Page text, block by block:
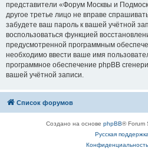
представители «Форум Москвы и
другое третье лицо не вправе
забудете ваш пароль к вашей учётной
воспользоваться функцией
предусмотренной программным
необходимо ввести ваше имя
программное обеспечение phpBB
вашей учётной записи.
Список форумов
Создано на основе phpBB® Forum
Русская
Конфиденциальность